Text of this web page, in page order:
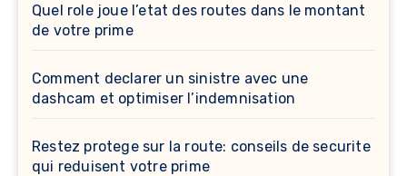
Quel role joue l’etat des routes dans le montant
de votre prime
Comment declarer un sinistre avec une
dashcam et optimiser l’indemnisation
Restez protege sur la route: conseils de securite
qui reduisent votre prime